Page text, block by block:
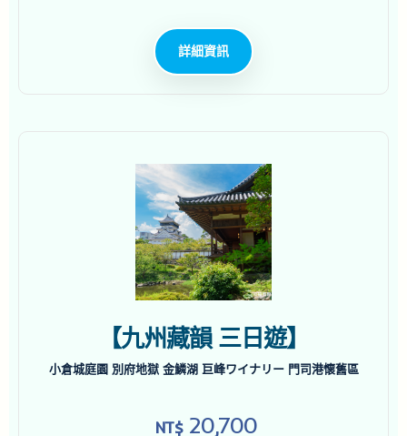
詳細資訊
【九州藏韻 三日遊】
小倉城庭園 別府地獄 金鱗湖 巨峰ワイナリー 門司港懷舊區
NT$ 20,700